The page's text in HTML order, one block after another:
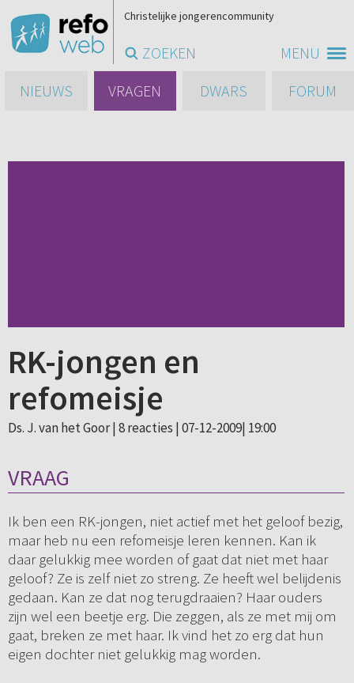
MENU
Christelijke jongerencommunity
ZOEKEN
NIEUWS
VRAGEN DWARS FORUM
RK-jongen en
refomeisje
Ds. J. van het Goor | 8 reacties | 07-12-2009| 19:00
VRAAG
Ik ben een RK-jongen, niet actief met het geloof bezig,
maar heb nu een refomeisje leren kennen. Kan ik
daar gelukkig mee worden of gaat dat niet met haar
geloof? Ze is zelf niet zo streng. Ze heeft wel belijdenis
gedaan. Kan ze dat nog terugdraaien? Haar ouders
zijn wel een beetje erg. Die zeggen, als ze met mij om
gaat, breken ze met haar. Ik vind het zo erg dat hun
eigen dochter niet gelukkig mag worden.